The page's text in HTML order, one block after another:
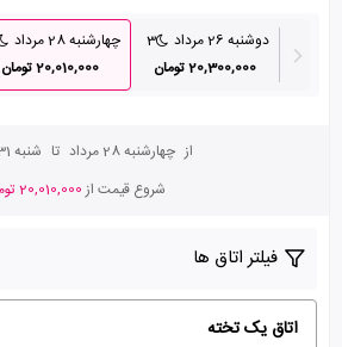
دوشنبه 26 مرداد
3
20,300,000 تومان
چهارشنبه 28 مرداد
20,010,000 تومان
از چهارشنبه 28 مرداد تا شنبه 31 مرداد
شروع قیمت از20,010,000 تومان
فیلتر اتاق ها
اتاق یک تخته